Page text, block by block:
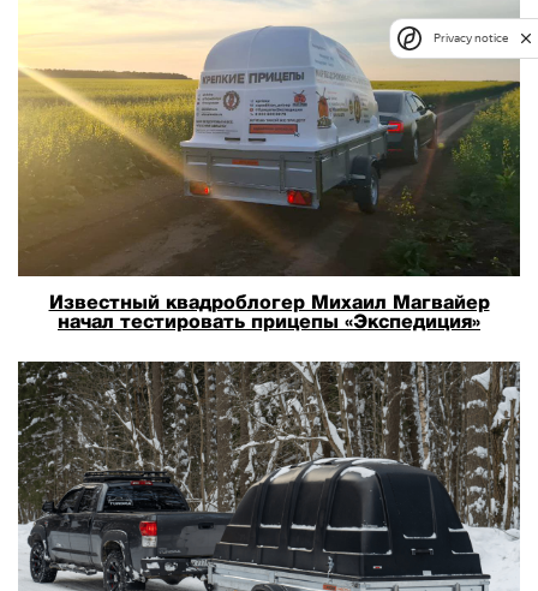
Известный квадроблогер Михаил Магвайер
начал тестировать прицепы «Экспедиция»
Privacy notice